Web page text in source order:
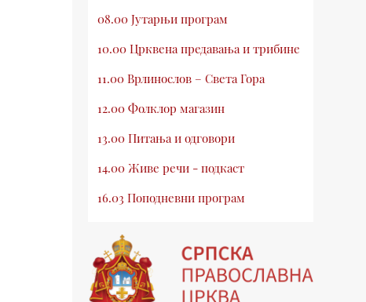
08.00 Јутарњи програм
10.00 Црквена предавања и трибине
11.00 Врлинослов – Света Гора
12.00 Фолклор магазин
13.00 Питања и одговори
14.00 Живе речи - подкаст
16.03 Поподневни програм
19.03 Атлас памћења
19.30 Вечерње молитве